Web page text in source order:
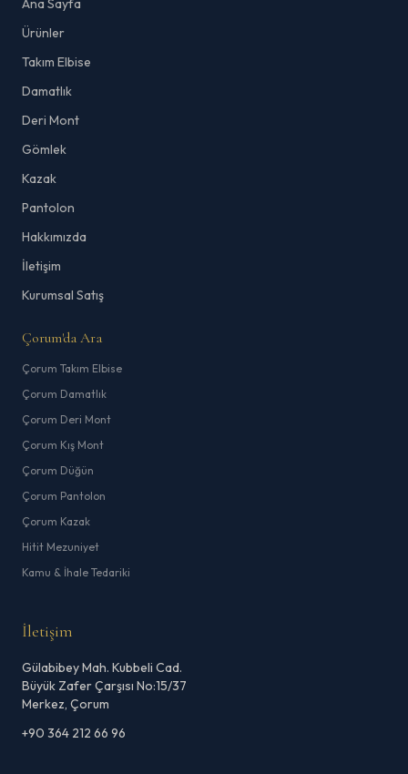
Ana Sayfa
Ürünler
Takım Elbise
Damatlık
Deri Mont
Gömlek
Kazak
Pantolon
Hakkımızda
İletişim
Kurumsal Satış
Çorum'da Ara
Çorum Takım Elbise
Çorum Damatlık
Çorum Deri Mont
Çorum Kış Mont
Çorum Düğün
Çorum Pantolon
Çorum Kazak
Hitit Mezuniyet
Kamu & İhale Tedariki
İletişim
Gülabibey Mah. Kubbeli Cad.
Büyük Zafer Çarşısı No:15/37
Merkez, Çorum
+90 364 212 66 96